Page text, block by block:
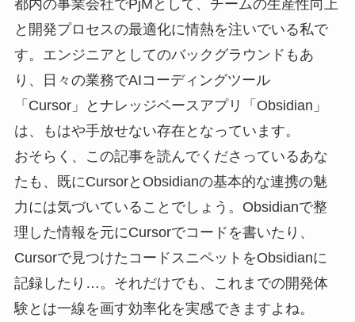
都内の事業会社でPjMとして、チームの生産性向上
と開発プロセスの最適化に情熱を注いでいる私で
す。エンジニアとしてのバックグラウンドもあ
り、日々の業務でAIコーディングツール
「Cursor」とナレッジベースアプリ「Obsidian」
は、もはや手放せない存在となっています。
おそらく、この記事を読んでくださっているあな
たも、既にCursorとObsidianの基本的な連携の魅
力には気づいていることでしょう。Obsidianで整
理した情報を元にCursorでコードを書いたり、
Cursorで見つけたコードスニペットをObsidianに
記録したり…。それだけでも、これまでの開発体
験とは一線を画す効率化を実感できますよね。